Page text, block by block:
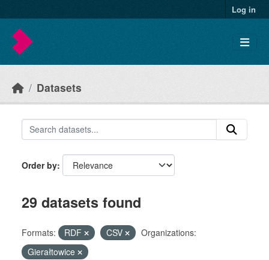
Log in
Datasets
Order by
29 datasets found
Formats: RDF CSV
Organizations:
Gierałtowice